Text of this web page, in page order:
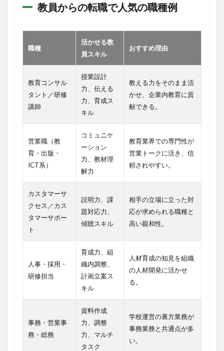
教員からの転職で人気の職種例
職種
活かせる教
員スキル
おすすめ理由
教育コンサル
タント／研修
講師
授業設計
力、伝える
力、育成ス
キル
教える力をそのまま活
かせ、企業内教育に貢
献できる。
営業職（教
育・出版・
ICT系）
コミュニケ
ーション
力、教材理
解力
教育業界での専門性が
営業トークに活き、信
頼されやすい。
カスタマーサ
クセス／カス
タマーサポー
ト
説明力、課
題対応力、
傾聴スキル
相手の立場に立った対
応が求められる職種と
高い親和性。
人事・採用・
研修担当
育成力、組
織内調整、
計画立案ス
キル
人材育成の知見を組織
の人材開発に活かせ
る。
事務・営業事
務・総務
資料作成
力、調整
力、マルチ
タスク
学校運営の裏方業務が
事務業務と共通点が多
い。